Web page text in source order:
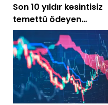
Son 10 yıldır kesintisiz
temettü ödeyen
hisseler